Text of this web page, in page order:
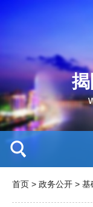
首页 > 政务公开 > 基